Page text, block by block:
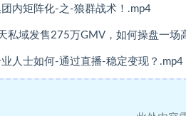
内矩阵化-之-狼群战术！.mp4
私域发售275万GMV，如何操盘一场
人士如何-通过直播-稳定变现？.mp4